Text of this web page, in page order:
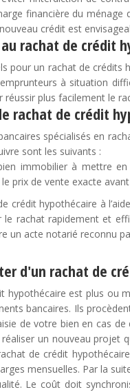
financière du
crédit est
rachat de crédit
pour un rachat de
à situation
réussir plus facilement le
rachat de crédit
spécialisés en
sont les suivants :
immobilier à mettre
prix de vente exacte
crédit hypothécaire à
rachat rapidement et
un acte notarié reconnu
d'un rachat de
hypothécaire est plus
bancaires. Ils
de votre bien en cas
un nouveau
de crédit
mensuelles. Par la
Le coût doit